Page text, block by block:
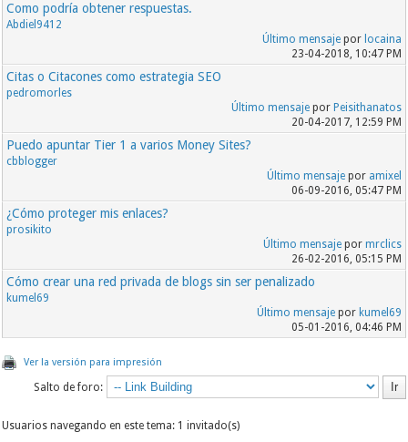
Como podría obtener respuestas.
Abdiel9412
Último mensajepor locaina
23-04-2018, 10:47 PM
Citas o Citacones como estrategia SEO
pedromorles
Último mensajepor Peisithanatos
20-04-2017, 12:59 PM
Puedo apuntar Tier 1 a varios Money Sites?
cbblogger
Último mensajepor amixel
06-09-2016, 05:47 PM
¿Cómo proteger mis enlaces?
prosikito
Último mensajepor mrclics
26-02-2016, 05:15 PM
Cómo crear una red privada de blogs sin ser penalizado
kumel69
Último mensajepor kumel69
05-01-2016, 04:46 PM
Ver la versión para impresión
Salto de foro:
Usuarios navegando en este tema: 1 invitado(s)